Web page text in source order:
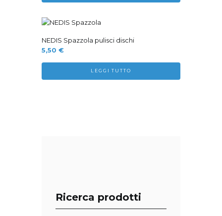
NEDIS Spazzola pulisci dischi
5,50 €
LEGGI TUTTO
Ricerca prodotti